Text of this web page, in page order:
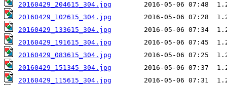
20160429_204615_304.jpg
20160429_102615_304.jpg
20160429_133615_304.jpg
20160429_191615_304.jpg
20160429_083615_304.jpg
20160429_151345_304.jpg
20160429_115615_304.jpg